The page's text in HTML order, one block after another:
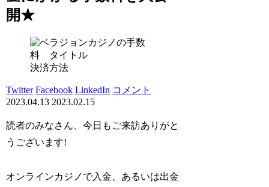
開★
決済方法
Twitter Facebook LinkedIn コメント
2023.04.13 2023.02.15
読者のみなさん、今日もご来訪ありがと
うございます!
オンラインカジノで入金、あるいは出金